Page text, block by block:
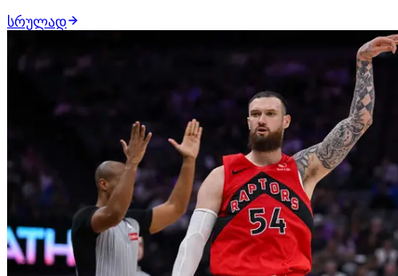
ექს-ჩემპიონი არ იჩქარებს ოქტაგონში გამოსვლას,
დაბრუნდება. "თოფურიას ვურჩევდი, რომ არ იჩქაროს.
სრულად